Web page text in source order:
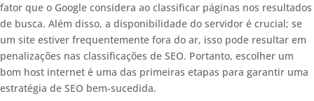
fator que o Google considera ao classificar páginas nos resultados
de busca. Além disso, a disponibilidade do servidor é crucial; se
um site estiver frequentemente fora do ar, isso pode resultar em
penalizações nas classificações de SEO. Portanto, escolher um
bom host internet é uma das primeiras etapas para garantir uma
estratégia de SEO bem-sucedida.